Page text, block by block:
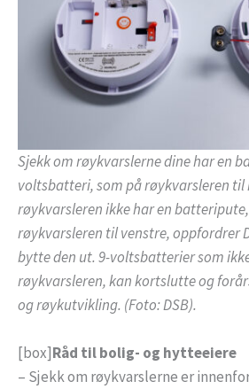
Sjekk om røykvarslerne dine har en
voltsbatteri, som på røykvarsleren til
røykvarsleren ikke har en
røykvarsleren til venstre, oppfordrer
bytte den ut. 9-voltsbatterier som
røykvarsleren, kan kortslutte og
og røykutvikling. (Foto: DSB).
[box]Råd til bolig- og hytteeiere
– Sjekk om røykvarslerne er